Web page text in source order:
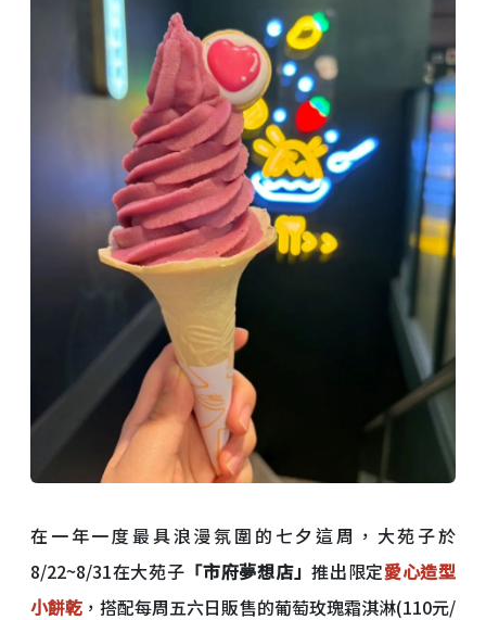
在一年一度最具浪漫氛圍的七夕這周，大苑子於
8/22~8/31在大苑子 「市府夢想店」推出限定愛心造型
小餅乾 ，搭配每周五六日販售的葡萄玫瑰霜淇淋(110元/